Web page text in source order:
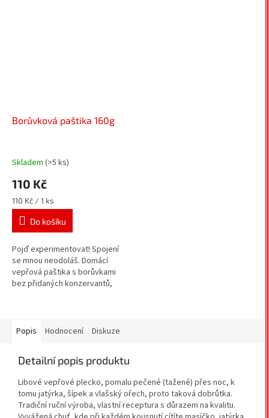
Borůvková paštika 160g
Skladem (>5 ks)
110 Kč
Měrná
cena:
110 Kč / 1 ks
Do košíku
Pojď experimentovat! Spojení
se mnou neodoláš. Domácí
vepřová paštika s borůvkami
bez přidaných konzervantů,
Popis Hodnocení Diskuze
Detailní popis produktu
Libové vepřové plecko, pomalu pečené (tažené) přes noc, k
tomu jatýrka, šípek a vlašský ořech, proto taková dobrůtka.
Tradiční ruční výroba, vlastní receptura s důrazem na kvalitu.